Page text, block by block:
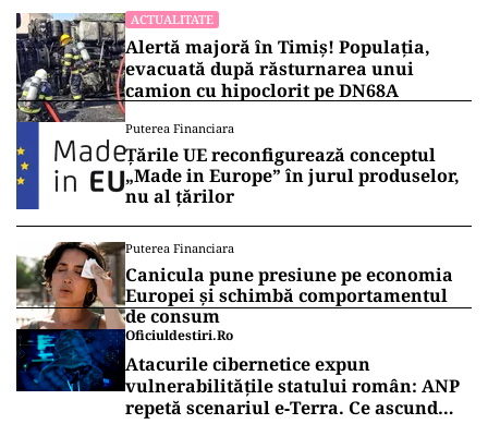
ACTUALITATE
Alertă majoră în Timiș! Populația,
evacuată după răsturnarea unui
camion cu hipoclorit pe DN68A
Puterea Financiara
Țările UE reconfigurează conceptul
„Made in Europe” în jurul produselor,
nu al țărilor
Puterea Financiara
Canicula pune presiune pe economia
Europei și schimbă comportamentul
de consum
Oficiuldestiri.ro
Atacurile cibernetice expun
vulnerabilitățile statului român: ANP
repetă scenariul e‑Terra. Ce ascund